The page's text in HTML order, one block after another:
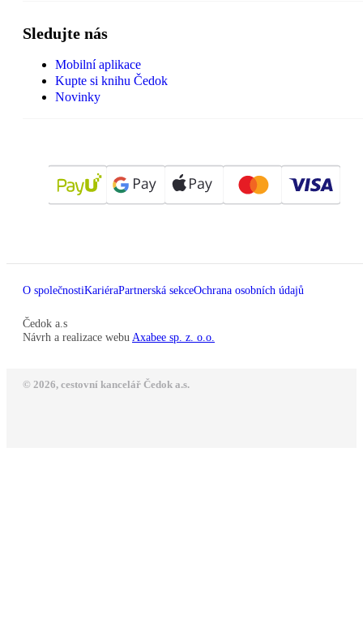
Sledujte nás
Mobilní aplikace
Kupte si knihu Čedok
Novinky
O společnostiKariéraPartnerská sekceOchrana osobních údajů
Čedok a.s
Návrh a realizace webu Axabee sp. z. o.o.
© 2026, cestovní kancelář Čedok a.s.